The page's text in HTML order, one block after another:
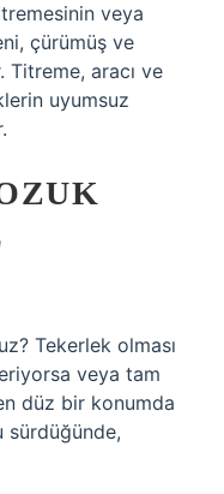
veya
çürümüş ve
Titreme, aracı ve
uyumsuz
Tekerlek olması
veya tam
düz bir konumda
sürdüğünde,